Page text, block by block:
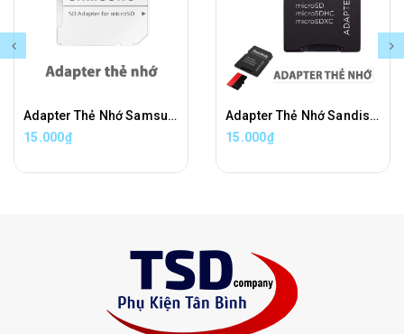
Adapter Thẻ Nhớ Samsung Chuyển Đổi Thẻ Nhớ Micro SD Sang Thẻ Nhớ SD Chính Hãng
15.000₫
Adapter Thẻ Nhớ Sandisk Chuyển Đổi Thẻ Nhớ Micro SD Sang Thẻ Nhớ SD Chính Hãng
15.000₫